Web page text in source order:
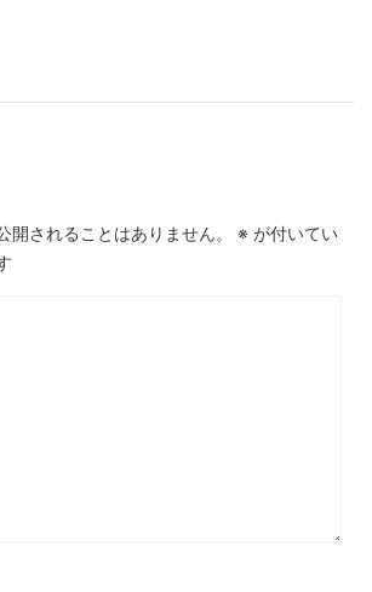
開されることはありません。 ※ が付いてい